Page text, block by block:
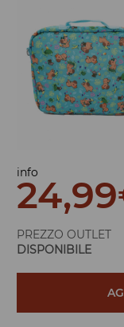
info
24,99
PREZZO OUTLET
DISPONIBILE